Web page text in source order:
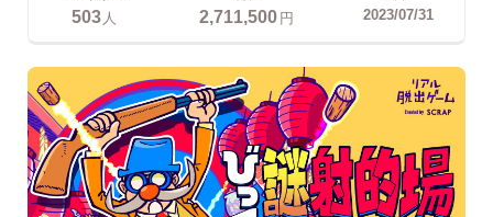
503 人 2,711,500円 2023/07/31